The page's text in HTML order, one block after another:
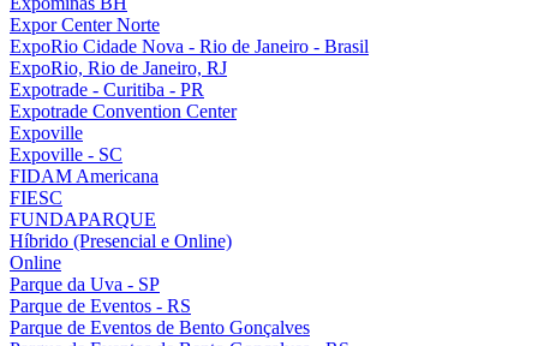
Expor Center Norte
ExpoRio Cidade Nova - Rio de Janeiro - Brasil
ExpoRio, Rio de Janeiro, RJ
Expotrade - Curitiba - PR
Expotrade Convention Center
Expoville
Expoville - SC
FIDAM Americana
FIESC
FUNDAPARQUE
Híbrido (Presencial e Online)
Online
Parque da Uva - SP
Parque de Eventos - RS
Parque de Eventos de Bento Gonçalves